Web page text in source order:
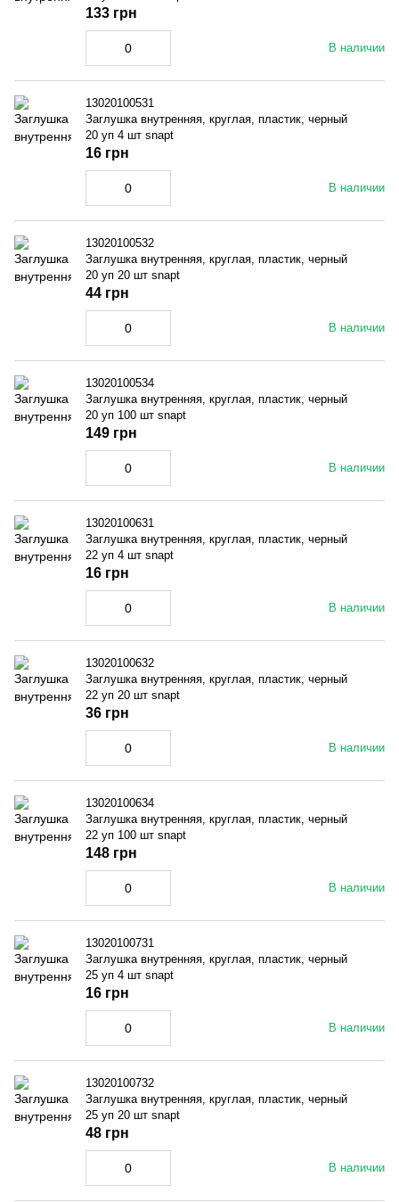
В наличии
133 грн
13020100531
Заглушка внутренняя, круглая, пластик, черный
20 уп 4 шт snapt
В наличии
16 грн
13020100532
Заглушка внутренняя, круглая, пластик, черный
20 уп 20 шт snapt
В наличии
44 грн
13020100534
Заглушка внутренняя, круглая, пластик, черный
20 уп 100 шт snapt
В наличии
149 грн
13020100631
Заглушка внутренняя, круглая, пластик, черный
22 уп 4 шт snapt
В наличии
16 грн
13020100632
Заглушка внутренняя, круглая, пластик, черный
22 уп 20 шт snapt
В наличии
36 грн
13020100634
Заглушка внутренняя, круглая, пластик, черный
22 уп 100 шт snapt
В наличии
148 грн
13020100731
Заглушка внутренняя, круглая, пластик, черный
25 уп 4 шт snapt
В наличии
16 грн
13020100732
Заглушка внутренняя, круглая, пластик, черный
25 уп 20 шт snapt
В наличии
48 грн